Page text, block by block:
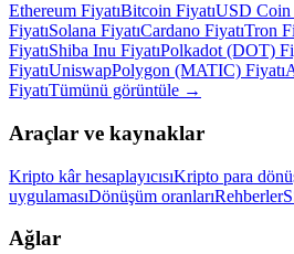
Ethereum FiyatıBitcoin FiyatıUSD Coin
FiyatıSolana FiyatıCardano FiyatıTron
FiyatıShiba Inu FiyatıPolkadot (DOT)
FiyatıUniswapPolygon (MATIC) Fiyatı
FiyatıTümünü görüntüle →
Araçlar ve kaynaklar
Kripto kâr hesaplayıcısıKripto para
uygulamasıDönüşüm oranlarıRehberler
Ağlar